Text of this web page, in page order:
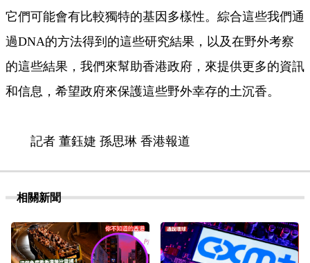
它們可能會有比較獨特的基因多樣性。綜合這些我們通
過DNA的方法得到的這些研究結果，以及在野外考察
的這些結果，我們來幫助香港政府，來提供更多的資訊
和信息，希望政府來保護這些野外幸存的土沉香。
記者 董鈺婕 孫思琳 香港報道
相關新聞